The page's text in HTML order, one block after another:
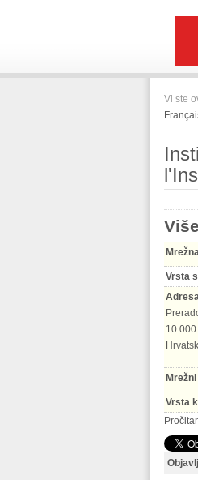
Vi ste
Vrsta
10
Vrsta